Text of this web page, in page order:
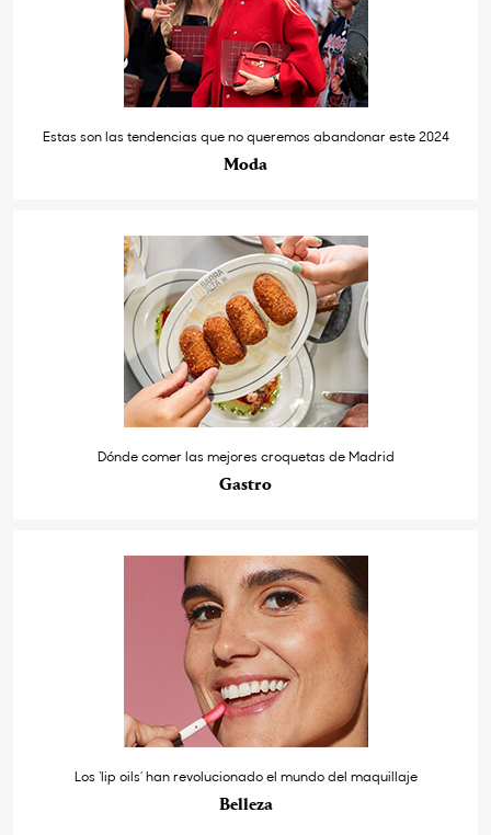
Estas son las tendencias que no queremos abandonar este 2024
Moda
Dónde comer las mejores croquetas de Madrid
Gastro
Los ‘lip oils’ han revolucionado el mundo del maquillaje
Belleza